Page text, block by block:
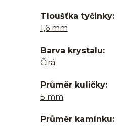
Tloušťka tyčinky
1,6 mm
Barva krystalu
Čirá
Průměr kuličky
5 mm
Průměr kamínku